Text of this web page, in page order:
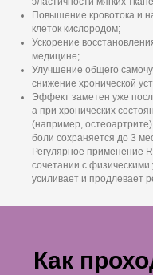
Повышение кровотока и
клеток кислородом;
Ускорение
медицине;
Улучшение общего
снижение хронической
Эффект заметен уже
а при хронических
(например, остеоартрите)
боли сохраняется до 3
Регулярное применение
сочетании с
усиливает и продлевает
Как